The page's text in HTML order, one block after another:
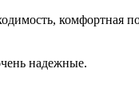
комфортная
надежные.